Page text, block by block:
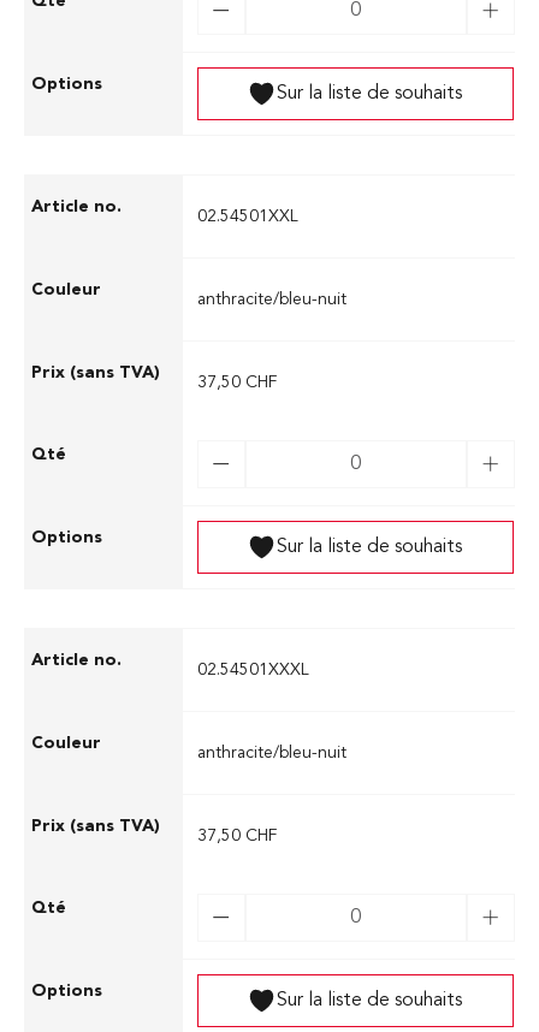
Sur la liste de souhaits
02.54501XXL
anthracite/bleu-nuit
37,50 CHF
Sur la liste de souhaits
02.54501XXXL
anthracite/bleu-nuit
37,50 CHF
Sur la liste de souhaits